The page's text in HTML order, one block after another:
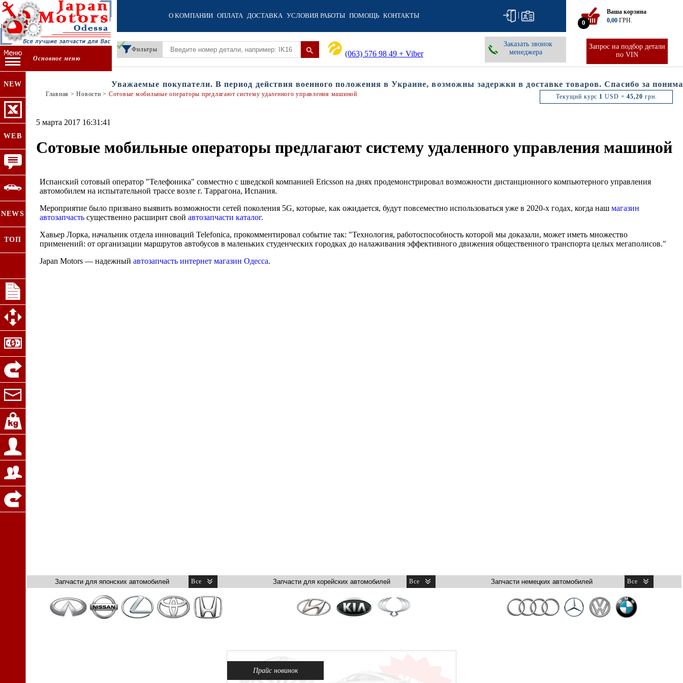
О КОМПАНИИ ОПЛАТА ДОСТАВКА УСЛОВИЯ РАБОТЫ ПОМОЩЬ КОНТАКТЫ |
Фильтры
(063) 576 98 49 + Viber
Запрос на подбор детали
по VIN
Заказать звонок
менеджера
0
Ваша корзина
0,00 ГРН.
Основное меню
NEW
WEB
NEWS
ТОП
Уважаемые покупатели. В период действия военного положения в Украине, возможны задержки в доставке товаров. Спасибо за
Главная > Новости > Сотовые мобильные операторы предлагают систему удаленного управления машиной Текущий курс 1 USD =45,20 грн.
5 марта 2017 16:31:41
Сотовые мобильные операторы предлагают систему удаленного управления машиной
Испанский сотовый оператор "Телефоника" совместно с шведской компанией Ericsson на днях продемонстрировал возможности дистанционного компьютерного управления
автомобилем на испытательной трассе возле г. Таррагона, Испания.
Мероприятие было призвано выявить возможности сетей поколения 5G, которые, как ожидается, будут повсеместно использоваться уже в 2020-х годах, когда нашмагазин
автозапчасть существенно расширит свойавтозапчасти каталог.
Хавьер Лорка, начальник отдела инноваций Telefonica, прокомментировал событие так: "Технология, работоспособность которой мы доказали, может иметь множество
применений: от организации маршрутов автобусов в маленьких студенческих городках до налаживания эффективного движения общественного транспорта целых мегаполисов."
Japan Motors — надежныйавтозапчасть интернет магазин Одесса.
Прайс новинок